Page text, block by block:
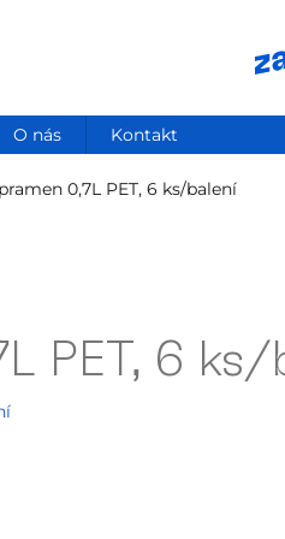
O nás Kontakt
0,7L PET, 6 ks/balení
PET, 6